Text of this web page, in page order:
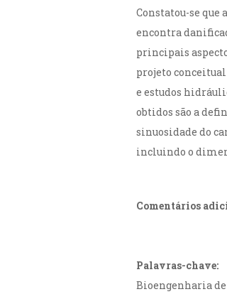
Constatou-se que
encontra
principais
projeto
e estudos
obtidos são a
sinuosidade do
incluindo o
Comentários
Palavras-chave:
Bioengenharia de